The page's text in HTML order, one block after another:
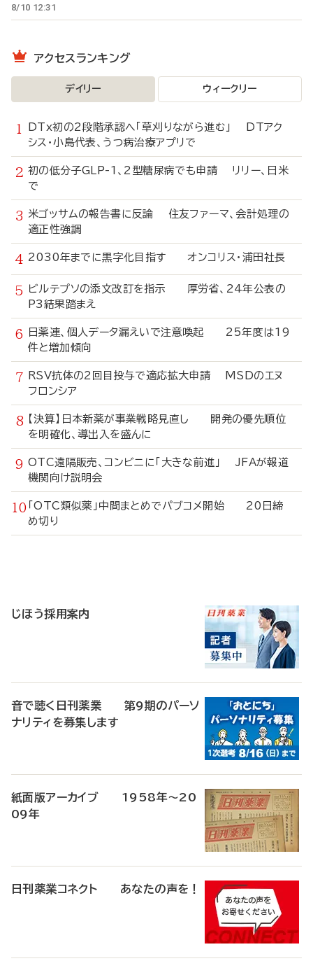
8/10 12:31
アクセスランキング
デイリー ウィークリー
DTx初の2段階承認へ「草刈りながら進む」 DTアク
シス・小島代表、うつ病治療アプリで
初の低分子GLP-1、2型糖尿病でも申請 リリー、日米
で
米ゴッサムの報告書に反論 住友ファーマ、会計処理の
適正性強調
2030年までに黒字化目指す オンコリス・浦田社長
ビルテプソの添文改訂を指示 厚労省、24年公表の
P3結果踏まえ
日薬連、個人データ漏えいで注意喚起 25年度は19
件と増加傾向
RSV抗体の2回目投与で適応拡大申請 MSDのエヌ
フロンシア
【決算】日本新薬が事業戦略見直し 開発の優先順位
を明確化、導出入を盛んに
OTC遠隔販売、コンビニに「大きな前進」 JFAが報道
機関向け説明会
「OTC類似薬」中間まとめでパブコメ開始 20日締
め切り
じほう採用案内
音で聴く日刊薬業 第9期のパーソ
ナリティを募集します
紙面版アーカイブ 1958年～20
09年
日刊薬業コネクト あなたの声を！